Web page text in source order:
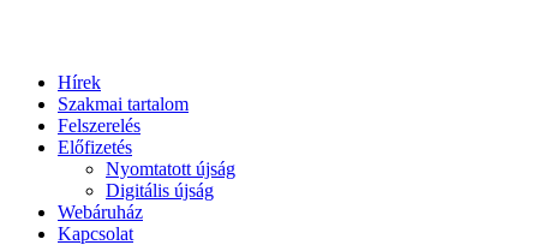
Hírek
Szakmai tartalom
Felszerelés
Előfizetés
Nyomtatott újság
Digitális újság
Webáruház
Kapcsolat